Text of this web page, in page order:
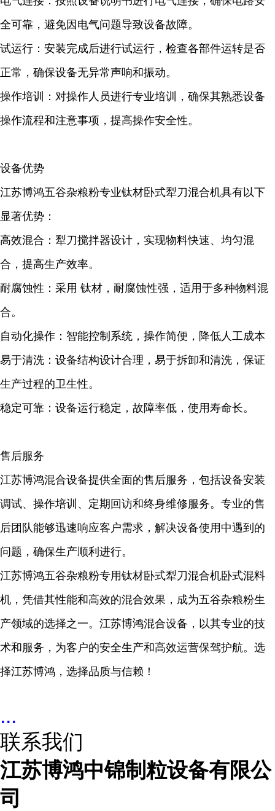
全可靠，避免因电气问题导致设备故障。
试运行：安装完成后进行试运行，检查各部件运转是否
正常，确保设备无异常声响和振动。
操作培训：对操作人员进行专业培训，确保其熟悉设备
操作流程和注意事项，提高操作安全性。
设备优势
江苏博鸿五谷杂粮粉专业钛材卧式犁刀混合机具有以下
显著优势：
高效混合：犁刀搅拌器设计，实现物料快速、均匀混
合，提高生产效率。
耐腐蚀性：采用 钛材，耐腐蚀性强，适用于多种物料混
合。
自动化操作：智能控制系统，操作简便，降低人工成本
易于清洗：设备结构设计合理，易于拆卸和清洗，保证
生产过程的卫生性。
稳定可靠：设备运行稳定，故障率低，使用寿命长。
售后服务
江苏博鸿混合设备提供全面的售后服务，包括设备安装
调试、操作培训、定期回访和终身维修服务。专业的售
后团队能够迅速响应客户需求，解决设备使用中遇到的
问题，确保生产顺利进行。
江苏博鸿五谷杂粮粉专用钛材卧式犁刀混合机卧式混料
机，凭借其性能和高效的混合效果，成为五谷杂粮粉生
产领域的选择之一。江苏博鸿混合设备，以其专业的技
术和服务，为客户的安全生产和高效运营保驾护航。选
择江苏博鸿，选择品质与信赖！
...
联系我们
江苏博鸿中锦制粒设备有限公
司